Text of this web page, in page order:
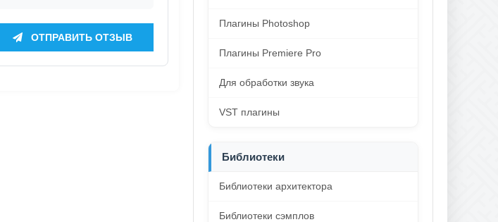
ОТПРАВИТЬ ОТЗЫВ
Плагины Photoshop
Плагины Premiere Pro
Для обработки звука
VST плагины
Библиотеки
Библиотеки архитектора
Библиотеки сэмплов